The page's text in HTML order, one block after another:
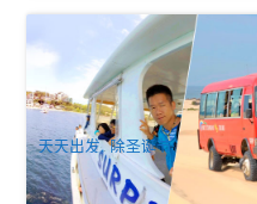
史蒂芬港 | 海豚探索游船 + 沙
冒险套票 | 新南威尔士州
1.3k 已预订
AUD $75.00 $80.00
天天出发, 除圣诞节